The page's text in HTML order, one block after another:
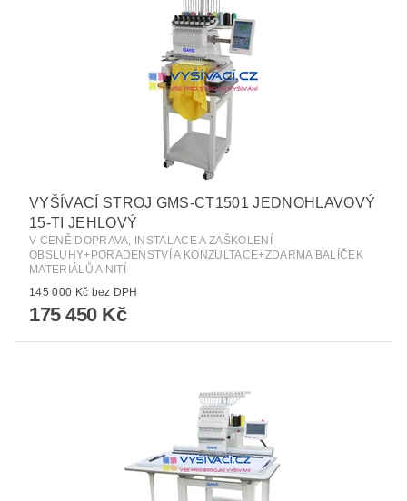
VYŠÍVACÍ STROJ GMS-CT1501 JEDNOHLAVOVÝ
15-TI JEHLOVÝ
V CENĚ DOPRAVA, INSTALACE A ZAŠKOLENÍ
OBSLUHY+PORADENSTVÍ A KONZULTACE+ZDARMA BALÍČEK
MATERIÁLŮ A NITÍ
145 000 Kč bez DPH
175 450 Kč